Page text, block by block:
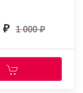
1 000